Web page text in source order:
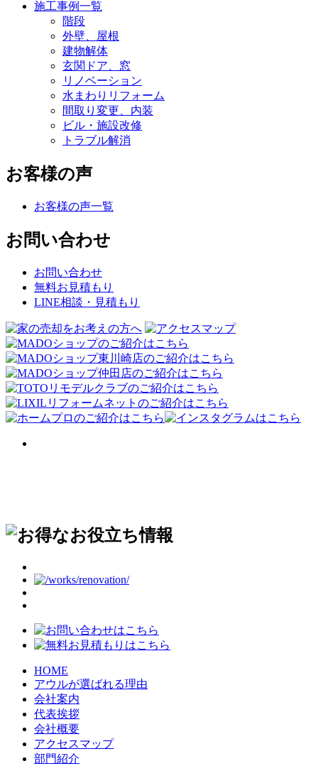
施工事例一覧
階段
外壁、屋根
建物解体
玄関ドア、窓
リノベーション
水まわりリフォーム
間取り変更、内装
ビル・施設改修
トラブル解消
お客様の声
お客様の声一覧
お問い合わせ
お問い合わせ
無料お見積もり
LINE相談・見積もり
HOME
アウルが選ばれる理由
会社案内
代表挨拶
会社概要
アクセスマップ
部門紹介